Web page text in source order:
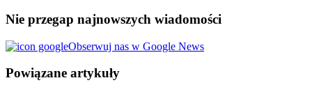
Nie przegap najnowszych wiadomości
Obserwuj nas w Google News
Powiązane artykuły